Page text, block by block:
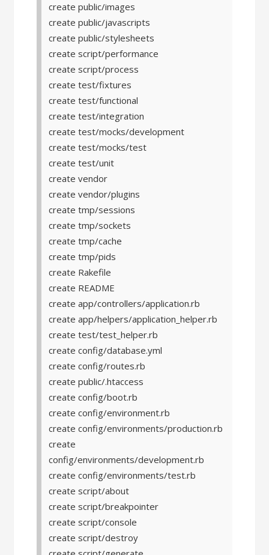
create public/images
create public/javascripts
create public/stylesheets
create script/performance
create script/process
create test/fixtures
create test/functional
create test/integration
create test/mocks/development
create test/mocks/test
create test/unit
create vendor
create vendor/plugins
create tmp/sessions
create tmp/sockets
create tmp/cache
create tmp/pids
create Rakefile
create README
create app/controllers/application.rb
create app/helpers/application_helper.rb
create test/test_helper.rb
create config/database.yml
create config/routes.rb
create public/.htaccess
create config/boot.rb
create config/environment.rb
create config/environments/production.rb
create
config/environments/development.rb
create config/environments/test.rb
create script/about
create script/breakpointer
create script/console
create script/destroy